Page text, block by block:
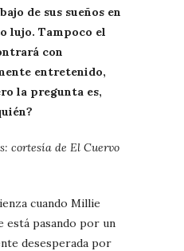
de sus sueños en
lujo. Tampoco el
con
entretenido,
la pregunta es,
cortesía de El Cuervo
cuando Millie
está pasando por un
desesperada por